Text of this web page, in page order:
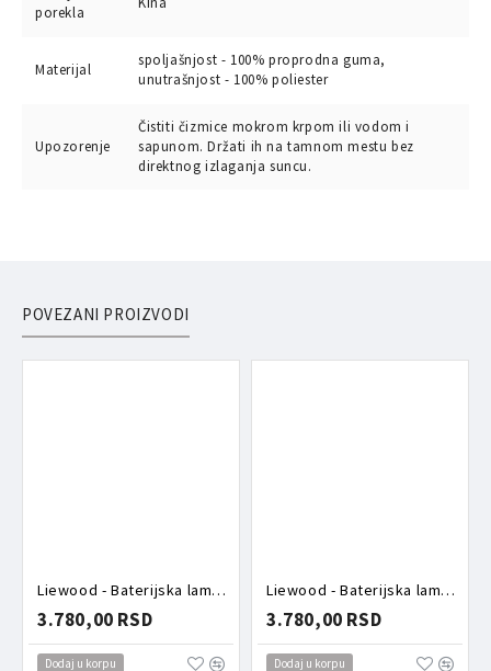
porekla
Materijal
spoljašnjost - 100% proprodna guma,
unutrašnjost - 100% poliester
Upozorenje
Čistiti čizmice mokrom krpom ili vodom i
sapunom. Držati ih na tamnom mestu bez
direktnog izlaganja suncu.
POVEZANI PROIZVODI
Liewood - Baterijska lampa breskvice
3.780,00 RSD
Dodaj u korpu
Liewood - Baterijska lampa morski svet
3.780,00 RSD
Dodaj u korpu